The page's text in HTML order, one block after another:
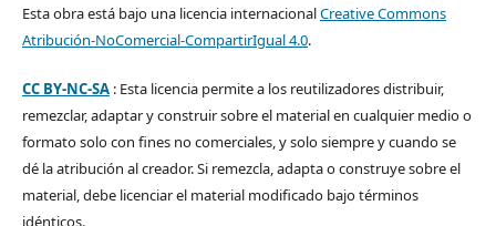
Esta obra está bajo una licencia internacionalCreative Commons
Atribución-NoComercial-CompartirIgual 4.0.
CC BY-NC-SA: Esta licencia permite a los reutilizadores distribuir,
remezclar, adaptar y construir sobre el material en cualquier medio o
formato solo con fines no comerciales, y solo siempre y cuando se
dé la atribución al creador. Si remezcla, adapta o construye sobre el
material, debe licenciar el material modificado bajo términos
idénticos.